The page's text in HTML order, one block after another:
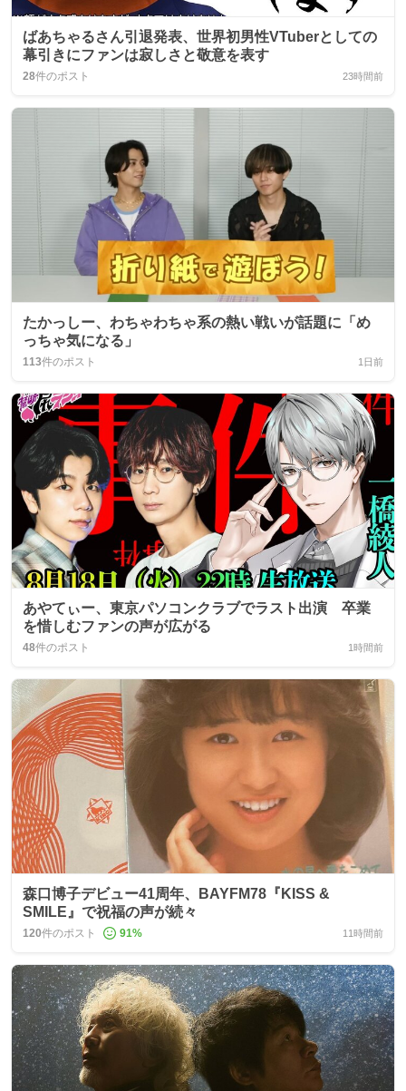
ばあちゃるさん引退発表、世界初男性VTuberとしての
幕引きにファンは寂しさと敬意を表す
28件のポスト 23時間前
たかっしー、わちゃわちゃ系の熱い戦いが話題に「め
っちゃ気になる」
113件のポスト 1日前
あやてぃー、東京パソコンクラブでラスト出演 卒業
を惜しむファンの声が広がる
48件のポスト 1時間前
森口博子デビュー41周年、BAYFM78『KISS &
SMILE』で祝福の声が続々
120件のポスト 91% 11時間前